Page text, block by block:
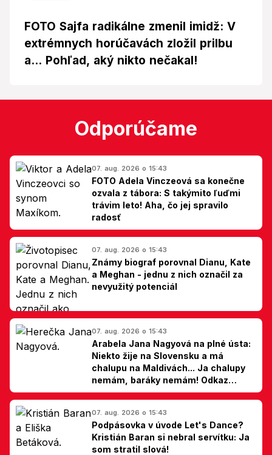
FOTO Sajfa radikálne zmenil imidž: V
extrémnych horúčavách zložil prilbu
a... Pohľad, aký nikto nečakal!
Odporúčame
07. aug. 2026 o 15:43
FOTO Adela Vinczeová sa konečne
ozvala z tábora: S takýmito ľuďmi
trávim leto! Aha, čo jej spravilo
radosť
07. aug. 2026 o 15:43
Známy biograf porovnal Dianu, Kate
a Meghan - jednu z nich označil za
nevyužitý potenciál
07. aug. 2026 o 15:43
Arabela Jana Nagyová na plné ústa:
Niekto žije na Slovensku a má
chalupu na Maldivách... Ja chalupy
nemám, baráky nemám! Odkaz
Slovákom
07. aug. 2026 o 15:43
Podpásovka v úvode Let's Dance?
Kristián Baran si nebral servítku: Ja
som stratil slová!